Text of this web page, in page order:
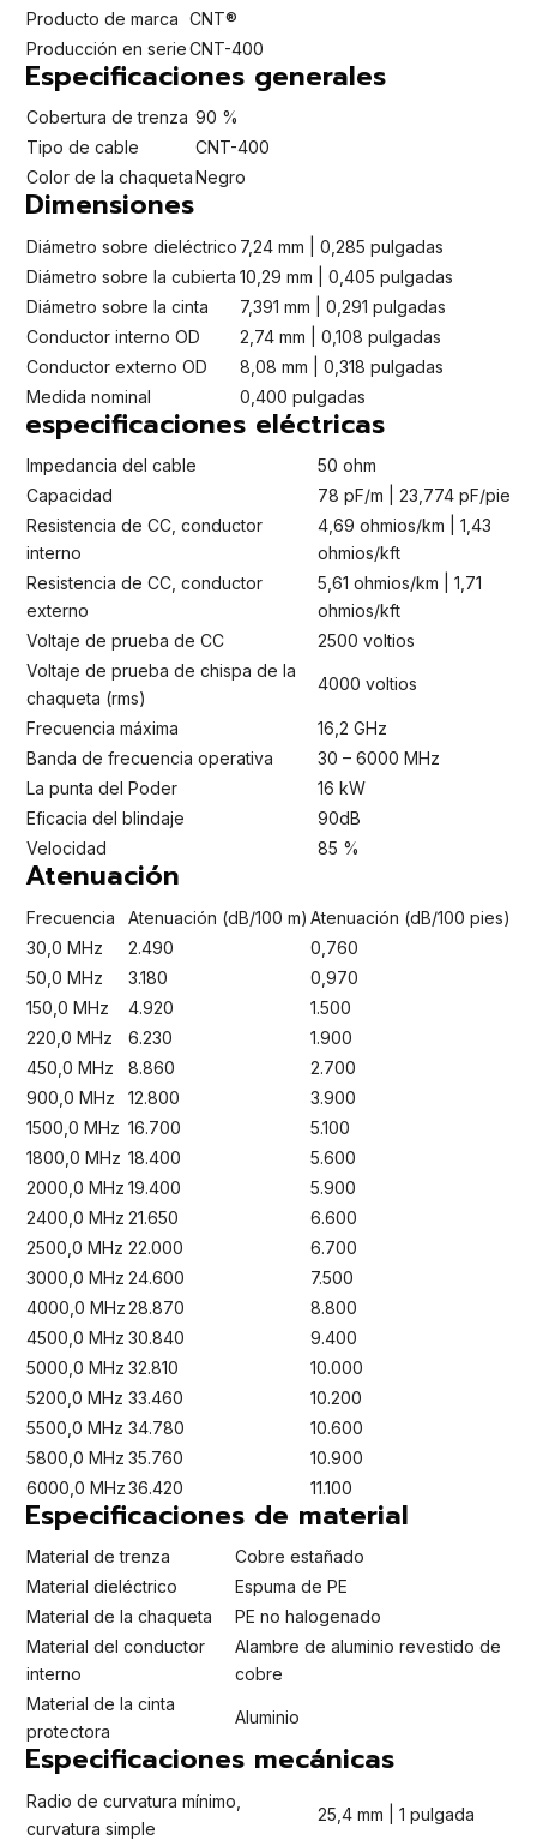
Producto de marca CNT®
Producción en serieCNT-400
Especificaciones generales
Cobertura de trenza 90 %
Tipo de cable
CNT-400
Color de la chaquetaNegro
Dimensiones
Diámetro sobre dieléctrico 7,24 mm | 0,285 pulgadas
Diámetro sobre la cubierta 10,29 mm | 0,405 pulgadas
Diámetro sobre la cinta
7,391 mm | 0,291 pulgadas
Conductor interno OD
2,74 mm | 0,108 pulgadas
Conductor externo OD
8,08 mm | 0,318 pulgadas
Medida nominal
0,400 pulgadas
especificaciones eléctricas
Impedancia del cable
50 ohm
Capacidad
78 pF/m | 23,774 pF/pie
Resistencia de CC, conductor
interno
4,69 ohmios/km | 1,43
ohmios/kft
Resistencia de CC, conductor
externo
5,61 ohmios/km | 1,71
ohmios/kft
Voltaje de prueba de CC
2500 voltios
Voltaje de prueba de chispa de la
chaqueta (rms)
4000 voltios
Frecuencia máxima
16,2 GHz
Banda de frecuencia operativa
30 – 6000 MHz
La punta del Poder
16 kW
Eficacia del blindaje
90dB
Velocidad
85 %
Atenuación
Frecuencia Atenuación (dB/100 m) Atenuación (dB/100 pies)
30,0 MHz
2.490
0,760
50,0 MHz
3.180
0,970
150,0 MHz
4.920
1.500
220,0 MHz
6.230
1.900
450,0 MHz
8.860
2.700
900,0 MHz
12.800
3.900
1500,0 MHz 16.700
5.100
1800,0 MHz 18.400
5.600
2000,0 MHz 19.400
5.900
2400,0 MHz 21.650
6.600
2500,0 MHz 22.000
6.700
3000,0 MHz 24.600
7.500
4000,0 MHz28.870
8.800
4500,0 MHz 30.840
9.400
5000,0 MHz 32.810
10.000
5200,0 MHz 33.460
10.200
5500,0 MHz 34.780
10.600
5800,0 MHz 35.760
10.900
6000,0 MHz36.420 11.100
Especificaciones de material
Material de trenza
Cobre estañado
Material dieléctrico
Espuma de PE
Material de la chaqueta
PE no halogenado
Material del conductor
interno
Alambre de aluminio revestido de
cobre
Material de la cinta
protectora
Aluminio
Especificaciones mecánicas
Radio de curvatura mínimo,
curvatura simple
25,4 mm | 1 pulgada